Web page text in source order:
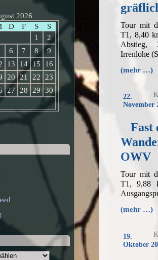
Tour mit
T1, 8,40
Abstieg,
Irrenlohe
(mehr …)
22.
November
Fast
OWV
Tour mit
T1, 9,88
(mehr …)
19.
Oktober
2026
D F S
S
1
2
6 7 8
9
13 14 15
16
20 21 22
23
27 28 29
30